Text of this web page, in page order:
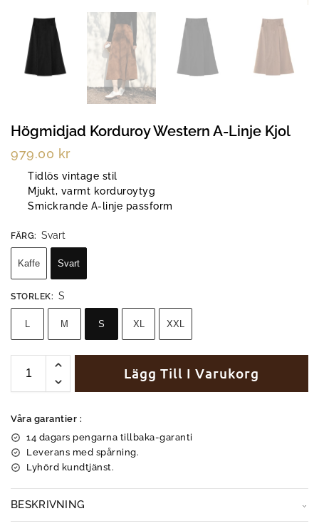
Högmidjad Korduroy Western A-Linje Kjol
979.00 kr
Tidlös vintage stil
Mjukt, varmt korduroytyg
Smickrande A-linje passform
FÄRG: Svart
Kaffe Svart
STORLEK: S
M S XL XXL
Lägg Till I Varukorg
Våra garantier :
14 dagars pengarna tillbaka-garanti
Leverans med spårning.
Lyhörd kundtjänst.
BESKRIVNING